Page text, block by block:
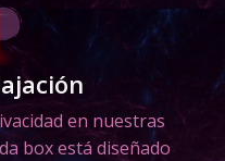
en nuestras
box está diseñado